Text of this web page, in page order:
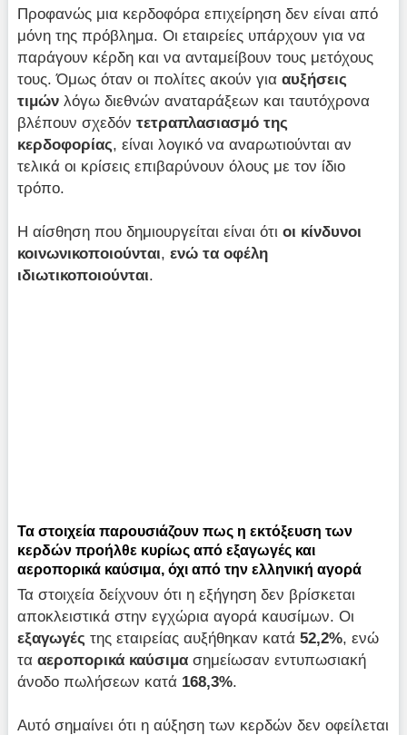
Προφανώς μια κερδοφόρα επιχείρηση δεν είναι από
μόνη της πρόβλημα. Οι εταιρείες υπάρχουν για να
παράγουν κέρδη και να ανταμείβουν τους μετόχους
τους. Όμως όταν οι πολίτες ακούν γιααυξήσεις
τιμών λόγω διεθνών αναταράξεων και ταυτόχρονα
βλέπουν σχεδόντετραπλασιασμό της
κερδοφορίας, είναι λογικό να αναρωτιούνται αν
τελικά οι κρίσεις επιβαρύνουν όλους με τον ίδιο
τρόπο.
Η αίσθηση που δημιουργείται είναι ότιοι κίνδυνοι
κοινωνικοποιούνται,ενώ τα οφέλη
ιδιωτικοποιούνται.
Τα στοιχεία παρουσιάζουν πως η εκτόξευση των
κερδών προήλθε κυρίως από εξαγωγές και
αεροπορικά καύσιμα, όχι από την ελληνική αγορά
Τα στοιχεία δείχνουν ότι η εξήγηση δεν βρίσκεται
αποκλειστικά στην εγχώρια αγορά καυσίμων. Οι
εξαγωγές της εταιρείας αυξήθηκαν κατά52,2%, ενώ
τααεροπορικά καύσιμα σημείωσαν εντυπωσιακή
άνοδο πωλήσεων κατά 168,3%.
Αυτό σημαίνει ότι η αύξηση των κερδών δεν οφείλεται